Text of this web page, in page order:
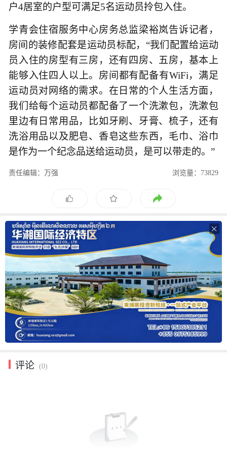
户4居室的户型可满足5名运动员拎包入住。
学青会住宿服务中心房务总监梁裕岚告诉记者，
房间的装修配套是运动员标配，“我们配置给运动
员入住的房型有三房，还有四房、五房，基本上
能够入住四人以上。房间都有配备有WiFi，满足
运动员对网络的需求。在日常的个人生活方面，
我们给每个运动员都配备了一个洗漱包，洗漱包
里边有日常用品，比如牙刷、牙膏、梳子，还有
洗浴用品以及肥皂、香皂这些东西，毛巾、浴巾
是作为一个纪念品送给运动员，是可以带走的。”
责任编辑：万强 浏览量：73829

评论 (0)